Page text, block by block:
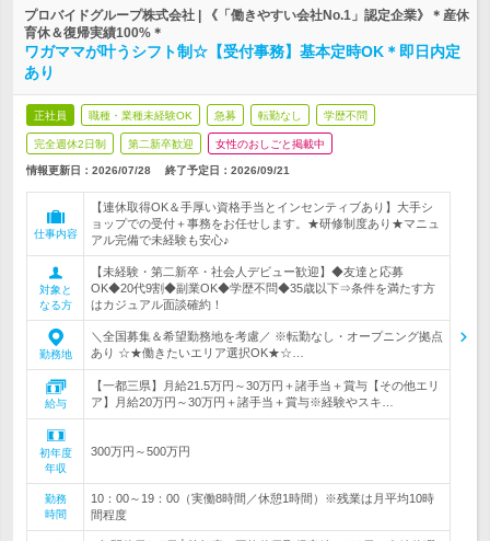
プロバイドグループ株式会社 | 《「働きやすい会社No.1」認定企業》＊産休
育休＆復帰実績100%＊
ワガママが叶うシフト制☆【受付事務】基本定時OK＊即日内定
あり
正社員 職種・業種未経験OK 急募 転勤なし 学歴不問
完全週休2日制 第二新卒歓迎 女性のおしごと掲載中
情報更新日：2026/07/28 終了予定日： 2026/09/21
仕事内容
【連休取得OK＆手厚い資格手当とインセンティブあり】大手シ
ョップでの受付＋事務をお任せします。★研修制度あり★マニュ
アル完備で未経験も安心♪
対象と
なる方
【未経験・第二新卒・社会人デビュー歓迎】◆友達と応募
OK◆20代9割◆副業OK◆学歴不問◆35歳以下⇒条件を満たす方
はカジュアル面談確約！
勤務地
＼全国募集＆希望勤務地を考慮／ ※転勤なし・オープニング拠点
あり ☆★働きたいエリア選択OK★☆…
給与
【一都三県】月給21.5万円～30万円＋諸手当＋賞与【その他エリ
ア】月給20万円～30万円＋諸手当＋賞与※経験やスキ…
初年度
年収
300万円～500万円
勤務
時間
10：00～19：00（実働8時間／休憩1時間）※残業は月平均10時
間程度